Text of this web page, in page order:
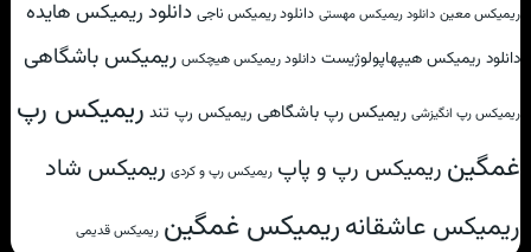
ریمیکس معین دانلود ریمیکس مهستی دانلود ریمیکس ناجی دانلود ریمیکس هایده
دانلود ریمیکس هیپهاپولوژیست دانلود ریمیکس هیچکس ریمیکس باشگاهی
ریمیکس رپ انگیزشی ریمیکس رپ باشگاهی ریمیکس رپ تند ریمیکس رپ
غمگین ریمیکس رپ و پاپ ریمیکس رپ و کردی ریمیکس شاد
ریمیکس عاشقانهریمیکس غمگین ریمیکس قدیمی